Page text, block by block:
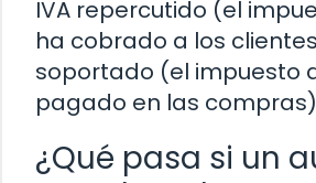
IVA repercutido (el
ha cobrado a los
soportado (el impuesto
pagado en las
¿Qué pasa si un